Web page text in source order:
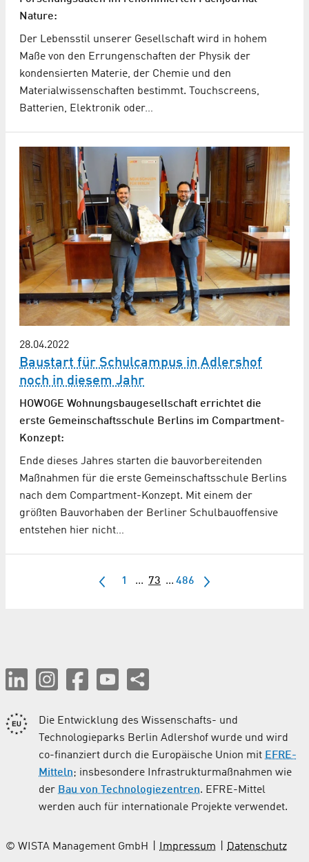
Nature:
Der Lebensstil unserer Gesellschaft wird in hohem
Maße von den Errungenschaften der Physik der
kondensierten Materie, der Chemie und den
Materialwissenschaften bestimmt. Touchscreens,
Batterien, Elektronik oder…
28.04.2022
Baustart für Schulcampus in Adlershof
noch in diesem Jahr
HOWOGE Wohnungsbaugesellschaft errichtet die
erste Gemeinschaftsschule Berlins im Compartment-
Konzept:
Ende dieses Jahres starten die bauvorbereitenden
Maßnahmen für die erste Gemeinschaftsschule Berlins
nach dem Compartment-Konzept. Mit einem der
größten Bauvorhaben der Berliner Schulbauoffensive
entstehen hier nicht…
1 ... 73 ... 486
Die Entwicklung des Wissenschafts- und
Technologieparks Berlin Adlershof wurde und wird
co-finanziert durch die Europäische Union mit EFRE-
Mitteln; insbesondere Infrastrukturmaßnahmen wie
der Bau von Technologiezentren. EFRE-Mittel
werden auch für internationale Projekte verwendet.
© WISTA Management GmbH Impressum Datenschutz